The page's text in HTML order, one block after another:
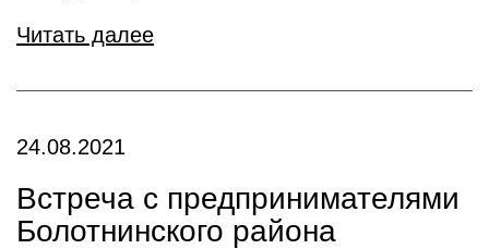
Читать далее
24.08.2021
Встреча с предпринимателями
Болотнинского района